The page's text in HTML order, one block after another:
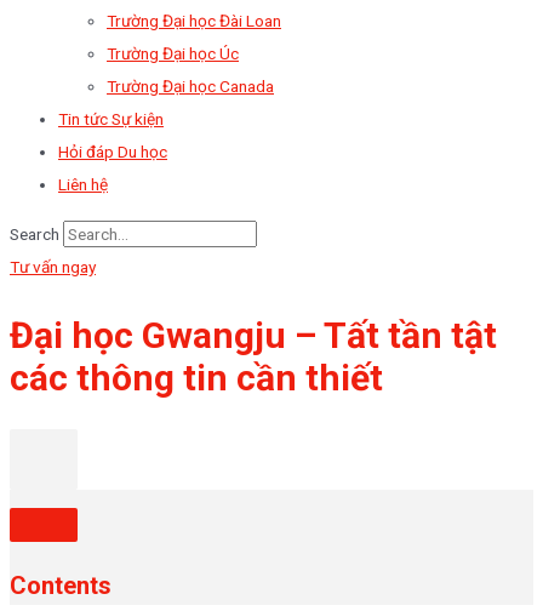
Trường Đại học Đài Loan
Trường Đại học Úc
Trường Đại học Canada
Tin tức Sự kiện
Hỏi đáp Du học
Liên hệ
Search
Tư vấn ngay
Đại học Gwangju – Tất tần tật
các thông tin cần thiết
Contents